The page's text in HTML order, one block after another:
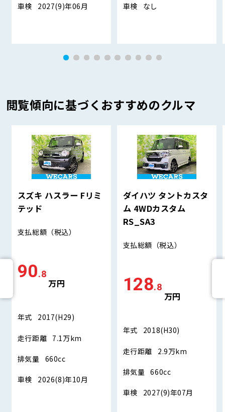
車検 2027(9)年06月 車検 なし
閲覧傾向に基づくおすすめのクルマ
スズキ ハスラー Fリミ
テッド
支払総額 （税込）
90.8
万円
年式 2017(H29)
走行距離 7.1万km
排気量 660cc
車検 2026(8)年10月
ダイハツ タントカスタ
ム 4WDカスタム
RS_SA3
支払総額 （税込）
128.8
万円
年式 2018(H30)
走行距離 2.9万km
排気量 660cc
車検 2027(9)年07月